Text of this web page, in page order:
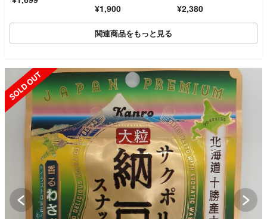
¥1,900 ¥2,380
関連商品をもっと見る
SOLD OUT